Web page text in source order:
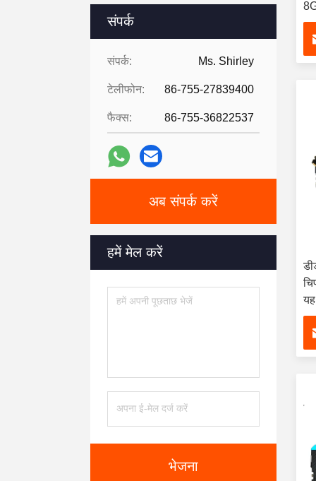
संपर्क
संपर्क: Ms. Shirley
टेलीफोन: 86-755-27839400
फैक्स: 86-755-36822537
अब संपर्क करें
हमें मेल करें
भेजना